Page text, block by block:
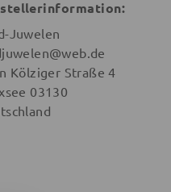
Juwelen
Kölziger Straße 4
03130